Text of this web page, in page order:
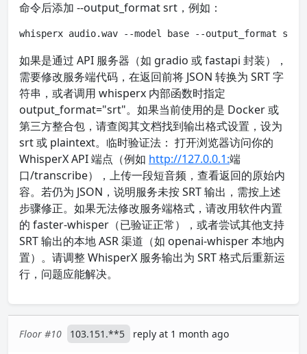
命令后添加 --output_format srt，例如：
whisperx audio.wav --model base --output_format srt
如果是通过 API 服务器（如 gradio 或 fastapi 封装），
需要修改服务端代码，在返回前将 JSON 转换为 SRT 字
符串，或者调用 whisperx 内部函数时指定
output_format="srt"。如果当前使用的是 Docker 或
第三方整合包，请查阅其文档找到输出格式设置，设为
srt 或 plaintext。临时验证法： 打开浏览器访问你的
WhisperX API 端点（例如 http://127.0.0.1:端
口/transcribe），上传一段短音频，查看返回的原始内
容。若仍为 JSON，说明服务未按 SRT 输出，需按上述
步骤修正。如果无法修改服务端格式，请改用软件内置
的 faster-whisper（已验证正常），或者尝试其他支持
SRT 输出的本地 ASR 渠道（如 openai-whisper 本地内
置）。请调整 WhisperX 服务输出为 SRT 格式后重新运
行，问题应能解决。
Floor #10 103.151.**5 reply at 1 month ago